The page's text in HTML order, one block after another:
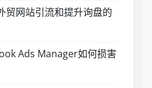
贸网站引流和提升询盘的
Ads Manager如何损害